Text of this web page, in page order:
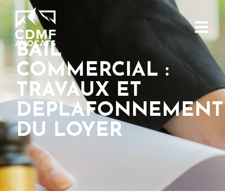
BAIL
COMMERCIAL :
TRAVAUX ET
DEPLAFONNEMENT
DU LOYER